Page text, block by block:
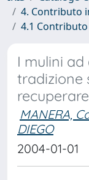
4. Contributo
4.1
I mulini
tradizione
recuperare
MANERA,
DIEGO
2004-01-01